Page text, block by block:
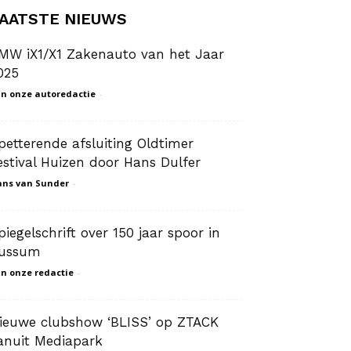
NIEUWS
iX1/X1 Zakenauto van het Jaar
onze autoredactie -
afsluiting Oldtimer
Huizen door Hans Dulfer
van Sunder -
over 150 jaar spoor in
onze redactie -
clubshow ‘BLISS’ op ZTACK
Mediapark